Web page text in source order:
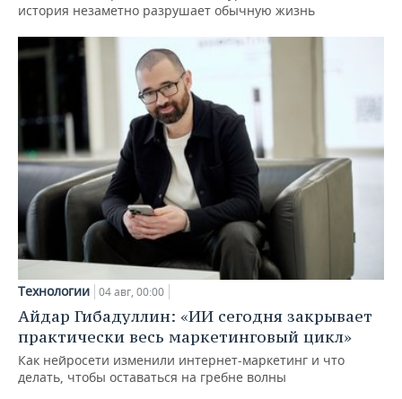
история незаметно разрушает обычную жизнь
Технологии 04 авг, 00:00
Айдар Гибадуллин: «ИИ сегодня закрывает
практически весь маркетинговый цикл»
Как нейросети изменили интернет-маркетинг и что
делать, чтобы оставаться на гребне волны